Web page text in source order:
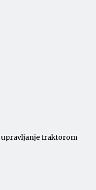
traktorom